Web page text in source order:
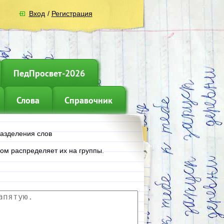
Вход / Регистрация
ПедПросвет-2026
Слова Справочник
слов
распределяет их на группы.